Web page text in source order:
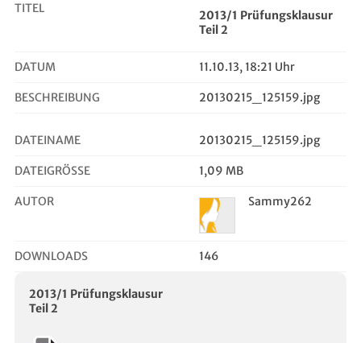
TITEL
2013/1 Prüfungsklausur
Teil 2
DATUM 11.10.13, 18:21 Uhr
BESCHREIBUNG 20130215_125159.jpg
DATEINAME 20130215_125159.jpg
DATEIGRÖSSE 1,09 MB
AUTOR Sammy262
DOWNLOADS 146
2013/1 Prüfungsklausur
Teil 2